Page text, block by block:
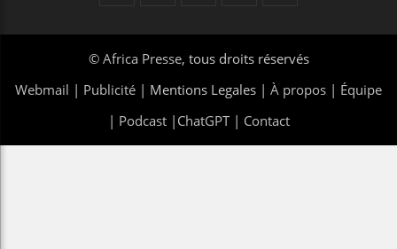
© Africa Presse, tous droits réservés
Webmail | Publicité | Mentions Legales | À propos | Équipe
| Podcast| ChatGPT| Contact